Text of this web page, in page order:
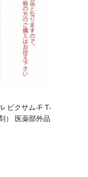
ピクサム-F T-
） 医薬部外品